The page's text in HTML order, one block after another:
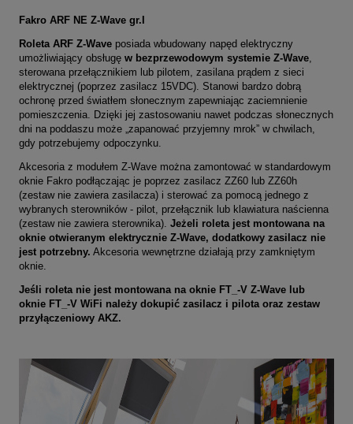
Fakro ARF NE Z-Wave gr.I
Roleta ARF Z-Wave posiada wbudowany napęd elektryczny
umożliwiający obsługę w bezprzewodowym systemie Z-Wave,
sterowana przełącznikiem lub pilotem, zasilana prądem z sieci
elektrycznej (poprzez zasilacz 15VDC). Stanowi bardzo dobrą
ochronę przed światłem słonecznym zapewniając zaciemnienie
pomieszczenia. Dzięki jej zastosowaniu nawet podczas słonecznych
dni na poddaszu może „zapanować przyjemny mrok” w chwilach,
gdy potrzebujemy odpoczynku.
Akcesoria z modułem Z-Wave można zamontować w standardowym
oknie Fakro podłączając je poprzez zasilacz ZZ60 lub ZZ60h
(zestaw nie zawiera zasilacza) i sterować za pomocą jednego z
wybranych sterowników - pilot, przełącznik lub klawiatura naścienna
(zestaw nie zawiera sterownika). Jeżeli roleta jest montowana na
oknie otwieranym elektrycznie Z-Wave, dodatkowy zasilacz nie
jest potrzebny. Akcesoria wewnętrzne działają przy zamkniętym
oknie.
Jeśli roleta nie jest montowana na oknie FT_-V Z-Wave lub
oknie FT_-V WiFi należy dokupić zasilacz i pilota oraz zestaw
przyłączeniowy AKZ.